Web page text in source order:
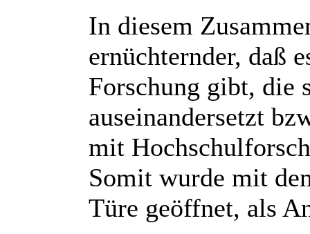
In diesem
ernüchternder, daß
Forschung gibt, die
auseinandersetzt
mit
Somit wurde mit
Türe geöffnet, als